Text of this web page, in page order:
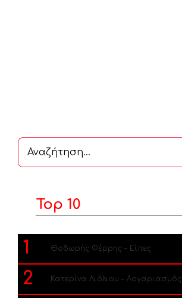
Αναζήτηση
...
Top 10
1 Θοδωρής Φέρρης – Είπες
2 Κατερίνα Λιόλιου – Λογαριασμός